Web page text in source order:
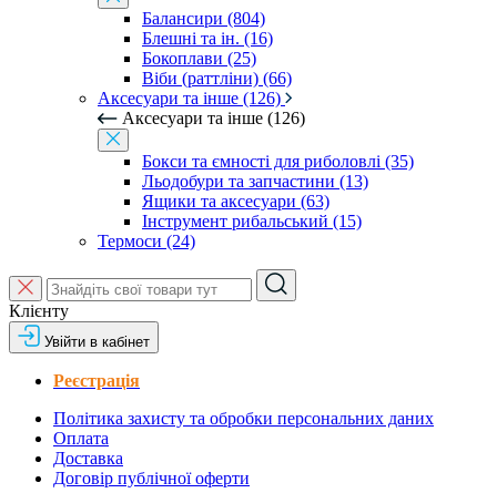
Балансири (804)
Блешні та ін. (16)
Бокоплави (25)
Віби (раттліни) (66)
Аксесуари та інше (126)
Аксесуари та інше (126)
Бокси та ємності для риболовлі (35)
Льодобури та запчастини (13)
Ящики та аксесуари (63)
Інструмент рибальський (15)
Термоси (24)
Клієнту
Увійти в кабінет
Реєстрація
Політика захисту та обробки персональних даних
Оплата
Доставка
Договір публічної оферти